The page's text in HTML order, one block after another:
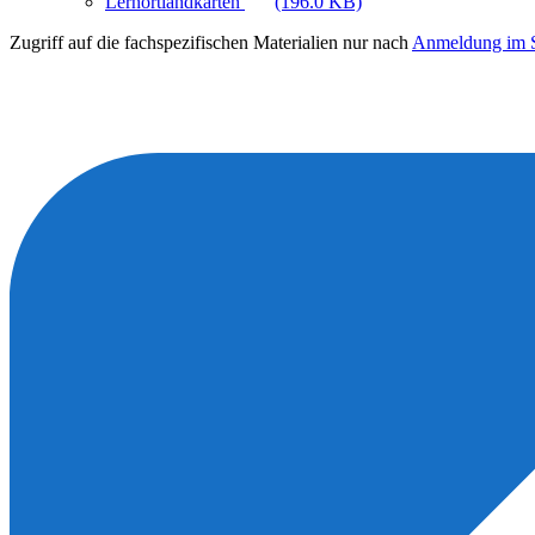
Zugriff auf die fachspezifischen Materialien nur nach Anmeldung im